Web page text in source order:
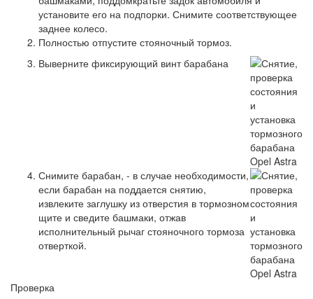
установите его на подпорки. Снимите соответствующее
заднее колесо.
Полностью отпустите стояночный тормоз.
Выверните фиксирующий винт барабана
Снимите барабан, - в случае необходимости,
если барабан на поддается снятию,
извлеките заглушку из отверстия в тормозном
щите и сведите башмаки, отжав
исполнительный рычаг стояночного тормоза
отверткой.
Проверка